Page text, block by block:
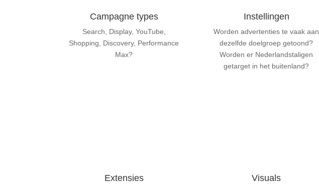
Campagne types
Search, Display, YouTube,
Shopping, Discovery, Performance
Max?
Instellingen
Worden advertenties te vaak aan
dezelfde doelgroep getoond?
Worden er Nederlandstaligen
getarget in het buitenland?
Extensies Visuals